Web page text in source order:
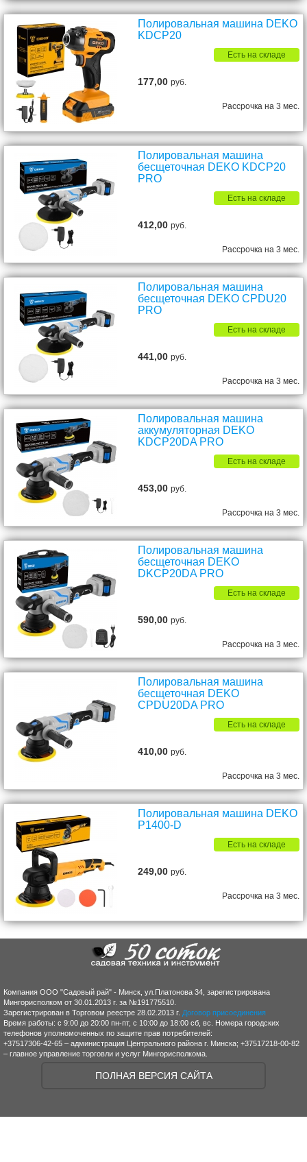
Полировальная машина DEKO
KDCP20
Есть на складе
177,00руб.
Рассрочка на 3 мес.
Полировальная машина
бесщеточная DEKO KDCP20
PRO
Есть на складе
412,00руб.
Рассрочка на 3 мес.
Полировальная машина
бесщеточная DEKO CPDU20
PRO
Есть на складе
441,00руб.
Рассрочка на 3 мес.
Полировальная машина
аккумуляторная DEKO
KDCP20DA PRO
Есть на складе
453,00руб.
Рассрочка на 3 мес.
Полировальная машина
бесщеточная DEKO
DKCP20DA PRO
Есть на складе
590,00руб.
Рассрочка на 3 мес.
Полировальная машина
бесщеточная DEKO
CPDU20DA PRO
Есть на складе
410,00руб.
Рассрочка на 3 мес.
Полировальная машина DEKO
P1400-D
Есть на складе
249,00руб.
Рассрочка на 3 мес.
Компания ООО "Садовый рай" - Минск, ул.Платонова 34, зарегистрирована
Мингорисполком от 30.01.2013 г. за №191775510.
Зарегистрирован в Торговом реестре 28.02.2013 г. Договор присоединения
Время работы: с 9:00 до 20:00 пн-пт, с 10:00 до 18:00 сб, вс. Номера городских
телефонов уполномоченных по защите прав потребителей:
+37517306-42-65 – администрация Центрального района г. Минска; +37517218-00-82
– главное управление торговли и услуг Мингорисполкома.
ПОЛНАЯ ВЕРСИЯ САЙТА